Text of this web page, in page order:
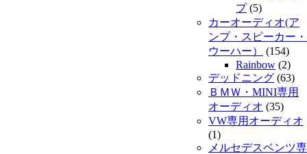
プ(5)
カーオーディオ(ア
ンプ・スピーカー・
ウーハー）
(154)
Rainbow (2)
デッドニング (63)
ＢＭＷ・MINI専用
オーディオ (35)
VW専用オーディオ
(1)
メルセデスベンツ専